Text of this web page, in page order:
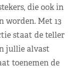
die ook in
worden. Met 13
staat de teller
jullie alvast
toenemen de